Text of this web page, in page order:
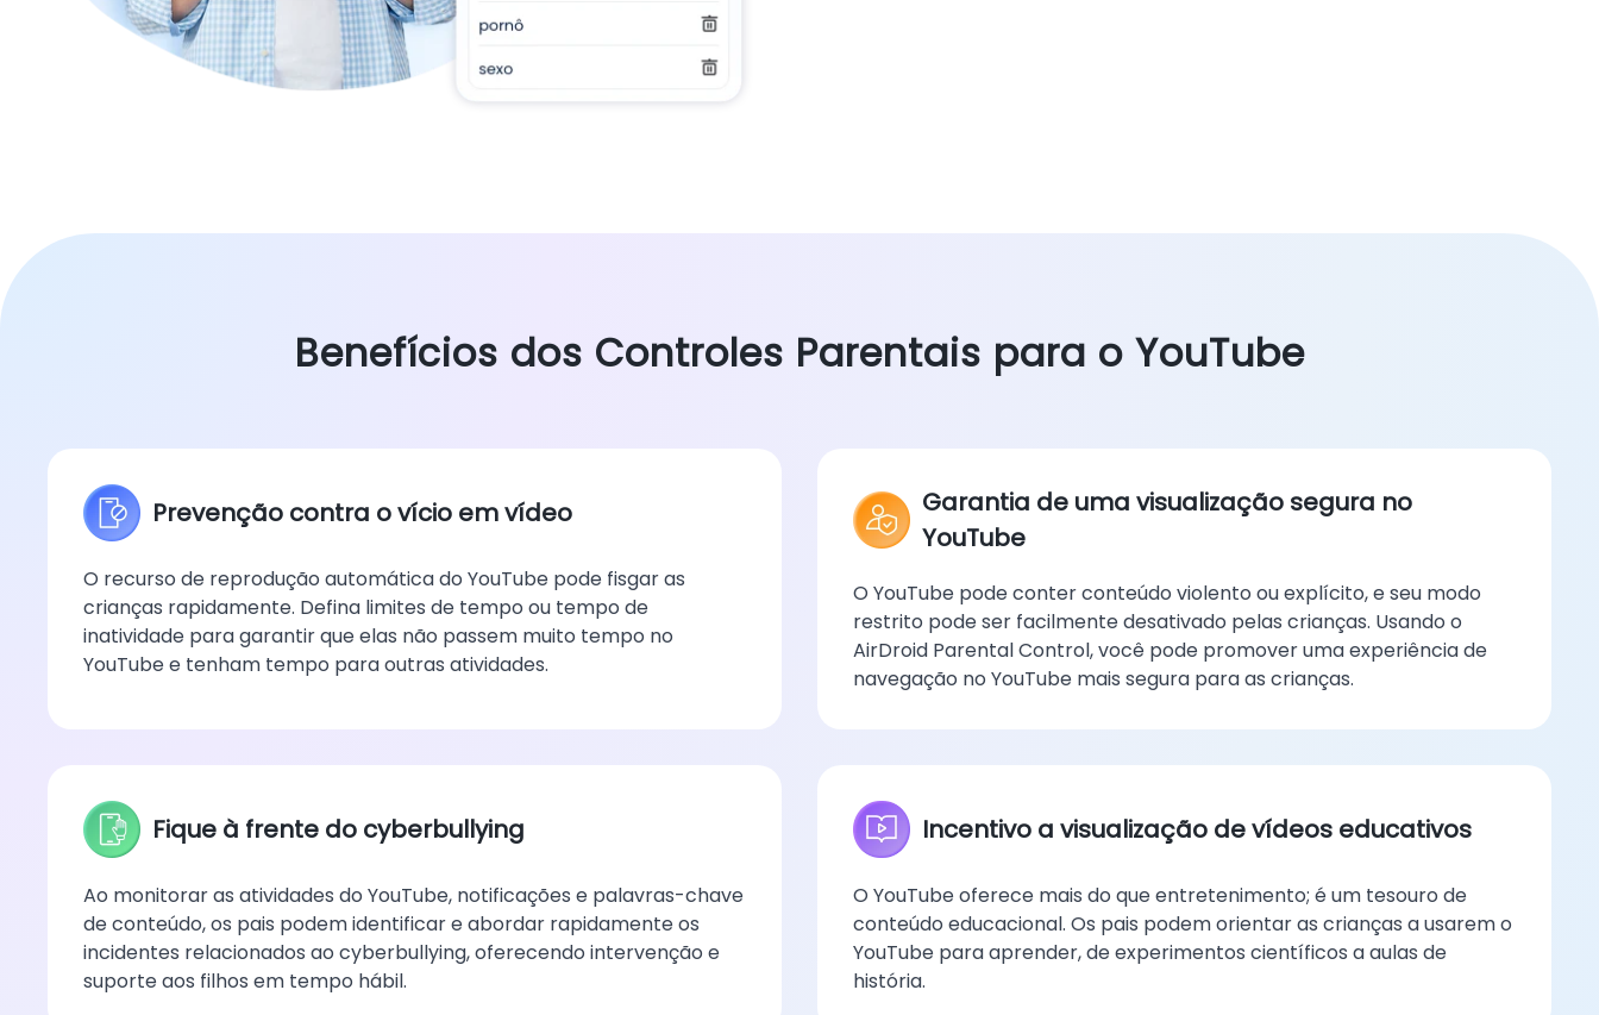
Benefícios dos Controles Parentais para o YouTube
Prevenção contra o vício em vídeo
O recurso de reprodução automática do YouTube pode fisgar as
crianças rapidamente. Defina limites de tempo ou tempo de
inatividade para garantir que elas não passem muito tempo no
YouTube e tenham tempo para outras atividades.
Garantia de uma visualização segura no
YouTube
O YouTube pode conter conteúdo violento ou explícito, e seu modo
restrito pode ser facilmente desativado pelas crianças. Usando o
AirDroid Parental Control, você pode promover uma experiência de
navegação no YouTube mais segura para as crianças.
Fique à frente do cyberbullying
Ao monitorar as atividades do YouTube, notificações e palavras-chave
de conteúdo, os pais podem identificar e abordar rapidamente os
incidentes relacionados ao cyberbullying, oferecendo intervenção e
suporte aos filhos em tempo hábil.
Incentivo a visualização de vídeos educativos
O YouTube oferece mais do que entretenimento; é um tesouro de
conteúdo educacional. Os pais podem orientar as crianças a usarem o
YouTube para aprender, de experimentos científicos a aulas de
história.